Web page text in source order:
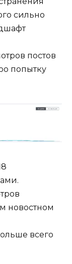
сильно
постов
попытку
новостном
всего